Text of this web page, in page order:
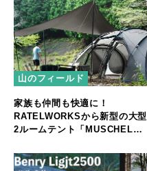
山のフィールド
家族も仲間も快適に！
RATELWORKSから新型の大型
2ルームテント「MUSCHEL」